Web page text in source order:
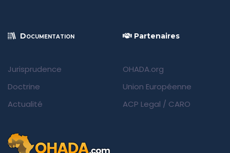
Documentation
Jurisprudence
Doctrine
Actualité
Partenaires
OHADA.org
Union Européenne
ACP Legal / CARO